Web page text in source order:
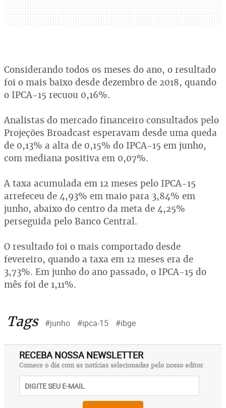
Considerando todos os meses do ano, o resultado
foi o mais baixo desde dezembro de 2018, quando
o IPCA-15 recuou 0,16%.
Analistas do mercado financeiro consultados pelo
Projeções Broadcast esperavam desde uma queda
de 0,13% a alta de 0,15% do IPCA-15 em junho,
com mediana positiva em 0,07%.
A taxa acumulada em 12 meses pelo IPCA-15
arrefeceu de 4,93% em maio para 3,84% em
junho, abaixo do centro da meta de 4,25%
perseguida pelo Banco Central.
O resultado foi o mais comportado desde
fevereiro, quando a taxa em 12 meses era de
3,73%. Em junho do ano passado, o IPCA-15 do
mês foi de 1,11%.
Tags #junho #ipca-15 #ibge
RECEBA NOSSA NEWSLETTER
Comece o dia com as notícias selecionadas pelo nosso editor